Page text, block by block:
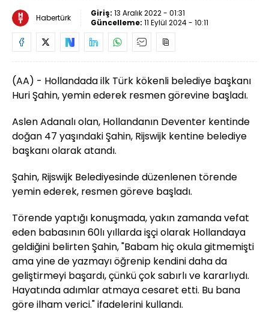
Habertürk Giriş: 13 Aralık 2022 - 01:31
Güncelleme: 11 Eylül 2024 - 10:11
(AA) - Hollandada ilk Türk kökenli belediye başkanı
Huri Şahin, yemin ederek resmen görevine başladı.
Aslen Adanalı olan, Hollandanın Deventer kentinde
doğan 47 yaşındaki Şahin, Rijswijk kentine belediye
başkanı olarak atandı.
Şahin, Rijswijk Belediyesinde düzenlenen törende
yemin ederek, resmen göreve başladı.
Törende yaptığı konuşmada, yakın zamanda vefat
eden babasının 60lı yıllarda işçi olarak Hollandaya
geldiğini belirten Şahin, "Babam hiç okula gitmemişti
ama yine de yazmayı öğrenip kendini daha da
geliştirmeyi başardı, çünkü çok sabırlı ve kararlıydı.
Hayatında adımlar atmaya cesaret etti. Bu bana
göre ilham verici." ifadelerini kullandı.